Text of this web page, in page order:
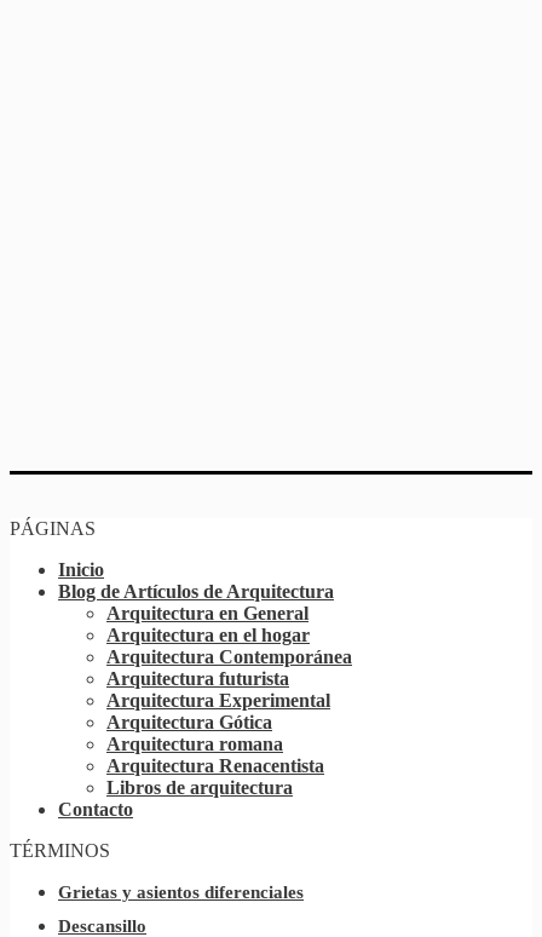
PÁGINAS
Inicio
Blog de Artículos de Arquitectura
Arquitectura en General
Arquitectura en el hogar
Arquitectura Contemporánea
Arquitectura futurista
Arquitectura Experimental
Arquitectura Gótica
Arquitectura romana
Arquitectura Renacentista
Libros de arquitectura
Contacto
TÉRMINOS
Grietas y asientos diferenciales
Descansillo